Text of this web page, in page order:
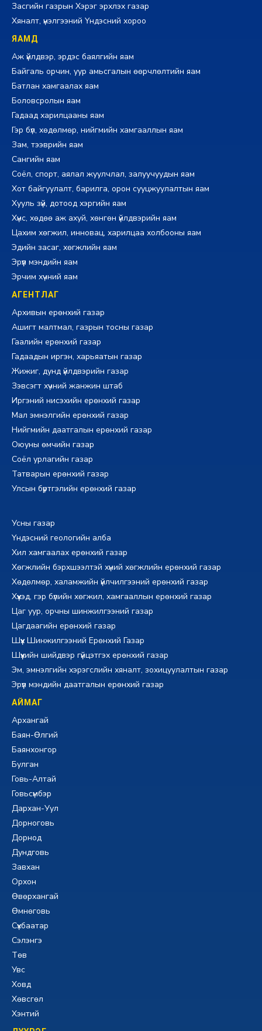
Засгийн газрын Хэрэг эрхлэх газар
Хяналт, үнэлгээний Үндэсний хороо
ЯАМД
Аж үйлдвэр, эрдэс баялгийн яам
Байгаль орчин, уур амьсгалын өөрчлөлтийн яам
Батлан хамгаалах яам
Боловсролын яам
Гадаад харилцааны яам
Гэр бүл, хөдөлмөр, нийгмийн хамгааллын яам
Зам, тээврийн яам
Сангийн яам
Соёл, спорт, аялал жуулчлал, залуучуудын яам
Хот байгуулалт, барилга, орон сууцжуулалтын яам
Хууль зүй, дотоод хэргийн яам
Хүнс, хөдөө аж ахуй, хөнгөн үйлдвэрийн яам
Цахим хөгжил, инновац, харилцаа холбооны яам
Эдийн засаг, хөгжлийн яам
Эрүүл мэндийн яам
Эрчим хүчний яам
АГЕНТЛАГ
Архивын ерөнхий газар
Ашигт малтмал, газрын тосны газар
Гаалийн ерөнхий газар
Гадаадын иргэн, харьяатын газар
Жижиг, дунд үйлдвэрийн газар
Зэвсэгт хүчний жанжин штаб
Иргэний нисэхийн ерөнхий газар
Мал эмнэлгийн ерөнхий газар
Нийгмийн даатгалын ерөнхий газар
Оюуны өмчийн газар
Соёл урлагийн газар
Татварын ерөнхий газар
Улсын бүртгэлийн ерөнхий газар
Усны газар
Үндэсний геологийн алба
Хил хамгаалах ерөнхий газар
Хөгжлийн бэрхшээлтэй хүний хөгжлийн ерөнхий газар
Хөдөлмөр, халамжийн үйлчилгээний ерөнхий газар
Хүүхэд, гэр бүлийн хөгжил, хамгааллын ерөнхий газар
Цаг уур, орчны шинжилгээний газар
Цагдаагийн ерөнхий газар
Шүүх Шинжилгээний Ерөнхий Газар
Шүүхийн шийдвэр гүйцэтгэх ерөнхий газар
Эм, эмнэлгийн хэрэгслийн хяналт, зохицуулалтын газар
Эрүүл мэндийн даатгалын ерөнхий газар
АЙМАГ
Архангай
Баян-Өлгий
Баянхонгор
Булган
Говь-Алтай
Говьсүмбэр
Дархан-Уул
Дорноговь
Дорнод
Дундговь
Завхан
Орхон
Өвөрхангай
Өмнөговь
Сүхбаатар
Сэлэнгэ
Төв
Увс
Ховд
Хөвсгөл
Хэнтий